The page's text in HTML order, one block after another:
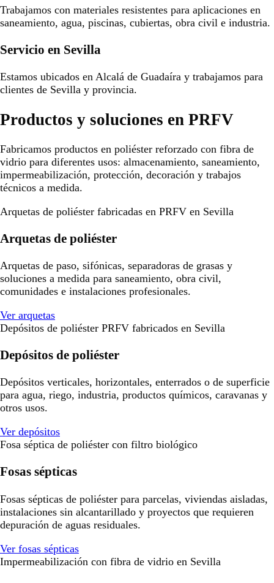
Trabajamos con materiales resistentes para aplicaciones en
saneamiento, agua, piscinas, cubiertas, obra civil e industria.
Servicio en Sevilla
Estamos ubicados en Alcalá de Guadaíra y trabajamos para
clientes de Sevilla y provincia.
Productos y soluciones en PRFV
Fabricamos productos en poliéster reforzado con fibra de
vidrio para diferentes usos: almacenamiento, saneamiento,
impermeabilización, protección, decoración y trabajos
técnicos a medida.
Arquetas de poliéster fabricadas en PRFV en Sevilla
Arquetas de poliéster
Arquetas de paso, sifónicas, separadoras de grasas y
soluciones a medida para saneamiento, obra civil,
comunidades e instalaciones profesionales.
Ver arquetas
Depósitos de poliéster PRFV fabricados en Sevilla
Depósitos de poliéster
Depósitos verticales, horizontales, enterrados o de superficie
para agua, riego, industria, productos químicos, caravanas y
otros usos.
Ver depósitos
Fosa séptica de poliéster con filtro biológico
Fosas sépticas
Fosas sépticas de poliéster para parcelas, viviendas aisladas,
instalaciones sin alcantarillado y proyectos que requieren
depuración de aguas residuales.
Ver fosas sépticas
Impermeabilización con fibra de vidrio en Sevilla